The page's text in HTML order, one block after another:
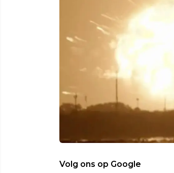
Volg ons op Google